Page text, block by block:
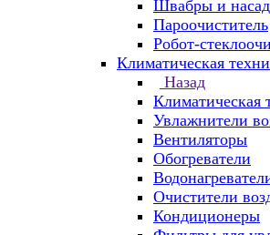
Швабры и
Пароочиститель
Робот-
Климатическая
Назад
Климатическая
Увлажнители
Вентиляторы
Обогреватели
Очистители
Кондиционеры